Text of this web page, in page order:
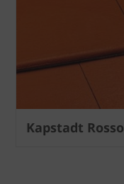
Kapstadt Rosso